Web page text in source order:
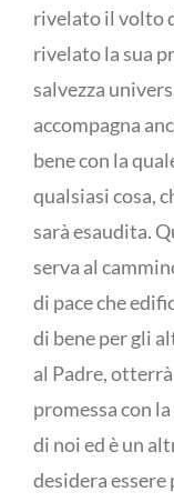
rivelato il volto
rivelato la sua
salvezza
accompagna
bene con la
qualsiasi cosa,
sarà esaudita.
serva al
di pace che
di bene per gli
al Padre,
promessa con
di noi ed è un
desidera